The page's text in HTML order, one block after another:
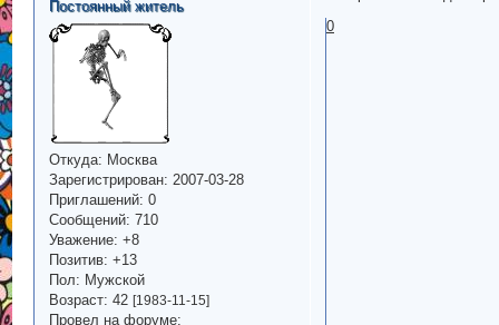
Постоянный житель
Откуда: Москва
Зарегистрирован: 2007-03-28
Приглашений: 0
Сообщений: 710
Уважение: +8
Позитив: +13
Пол: Мужской
Возраст: 42 [1983-11-15]
Провел на форуме:
0